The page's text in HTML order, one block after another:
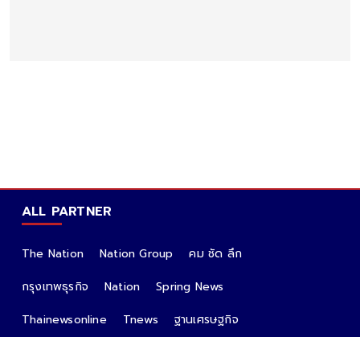
ALL PARTNER
The Nation Nation Group
คม ชัด ลึก
กรุงเทพธุรกิจ
Nation
Spring News
Thainewsonline
Tnews ฐานเศรษฐกิจ